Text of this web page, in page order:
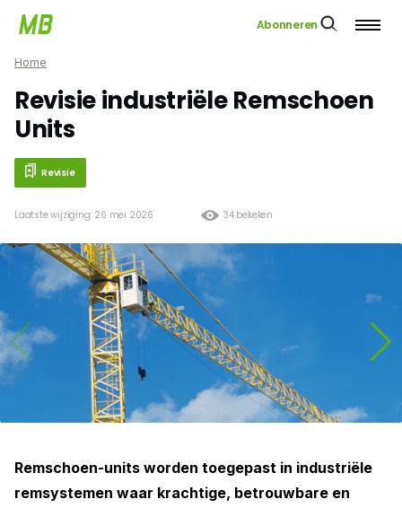
Abonneren
Home
Revisie industriële Remschoen
Units
Revisie
34 bekeken
Laatste wijziging: 26 mei 2026
Remschoen-units worden toegepast in industriële
remsystemen waar krachtige, betrouwbare en